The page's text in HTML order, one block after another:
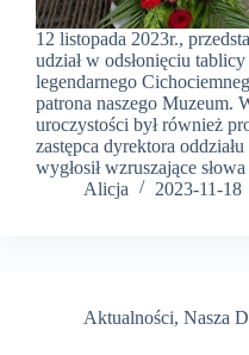
12 listopada 2023r.,
udział w odsłonięciu
legendarnego
patrona naszego Muzeum.
uroczystości był również
zastępca dyrektora
wygłosił wzruszające
Alicja
2023-11-18
Aktualności, Nasza